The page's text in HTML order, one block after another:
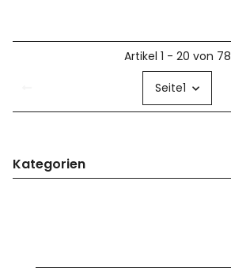
Artikel 1 - 20 von 78
Seite1
Kategorien